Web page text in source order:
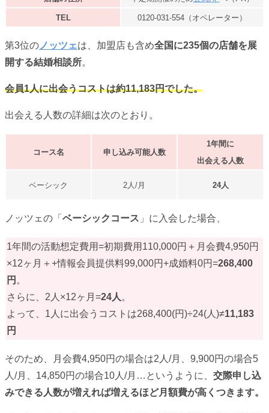
TEL 0120-031-554（オペレーター）
第3位のノッツェは、加盟店も含め全国に235個の店舗を展
開する結婚相談所。
会員1人に出会うコストは約11,183円でした。
出会える人数の詳細は次のとおり。
コース名 申し込み可能人数
1年間に
出会える人数
ベーシック 2人/月 24人
ノッツェの「 ベーシックコース 」に入会した場合、
1年間の活動想定費用=初期費用110,000円＋月会費4,950円
×12ヶ月＋+情報会員提供料99,000円+成婚料0円=268,400
円 。
さらに、2人×12ヶ月=24人。
よって、1人に出会うコストは268,400(円)÷24(人)≠11,183
円
そのため、月会費4,950円の場合は2人/月、9,900円の場合5
人/月、14,850円の場合10人/月…というように、 交際申し込
みできる人数が増えれば増えるほど月額費が高くつきます。